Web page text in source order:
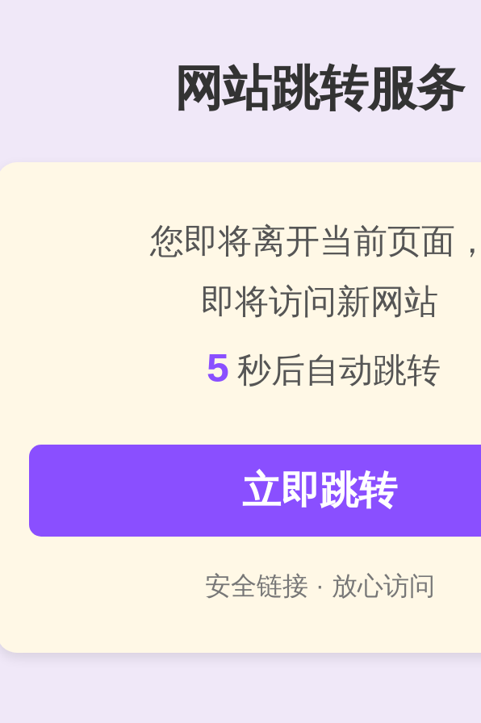
网站跳转服务
您即将离开当前页面，
即将访问新网站
5 秒后自动跳转
立即跳转
安全链接 · 放心访问